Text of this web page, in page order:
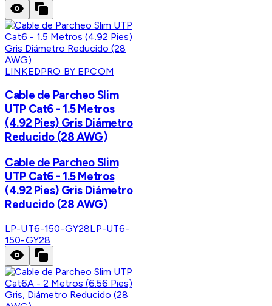
LINKEDPRO BY EPCOM
Cable de Parcheo Slim
UTP Cat6 - 1.5 Metros
(4.92 Pies) Gris Diámetro
Reducido (28 AWG)
Cable de Parcheo Slim
UTP Cat6 - 1.5 Metros
(4.92 Pies) Gris Diámetro
Reducido (28 AWG)
LP-UT6-150-GY28LP-UT6-
150-GY28